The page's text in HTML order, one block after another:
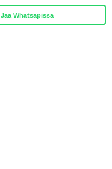
Jaa Whatsapissa